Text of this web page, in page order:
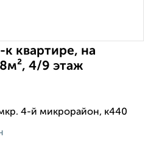
квартире, на
4/9 этаж
4-й микрорайон, к440